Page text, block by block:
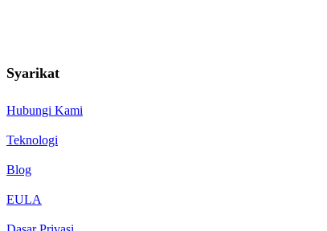
Syarikat
Hubungi Kami
Teknologi
Blog
EULA